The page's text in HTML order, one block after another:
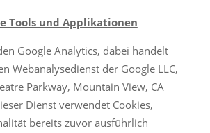
Tools und Applikationen
Google Analytics, dabei handelt
Webanalysedienst der Google LLC,
Parkway, Mountain View, CA
Dienst verwendet Cookies,
bereits zuvor ausführlich